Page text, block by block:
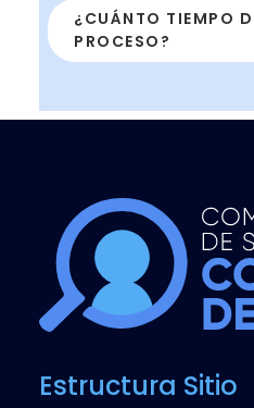
¿CUÁNTO TIEMPO
PROCESO?
Estructura Sitio